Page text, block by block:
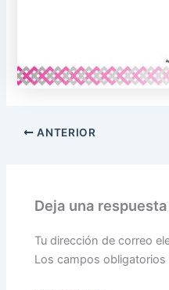
ANTERIOR
Deja una respuesta
Tu dirección de correo
Los campos